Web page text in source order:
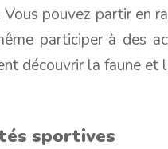
pouvez partir en
participer à des
découvrir la faune et
sportives